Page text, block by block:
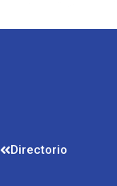
Directorio